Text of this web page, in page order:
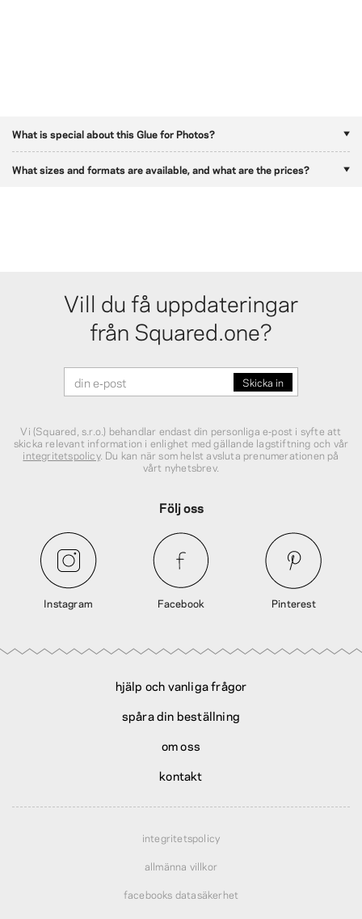
What is special about this Glue for Photos?
What sizes and formats are available, and what are the prices?
Vill du få uppdateringar
från Squared.one?
Vi (Squared, s.r.o.) behandlar endast din personliga e‑post i syfte att
skicka relevant information i enlighet med gällande lagstiftning och vår
integritetspolicy. Du kan när som helst avsluta prenumerationen på
vårt nyhetsbrev.
Följ oss
Instagram Facebook Pinterest
hjälp och vanliga frågor
spåra din beställning
om oss
kontakt
integritetspolicy
allmänna villkor
facebooks datasäkerhet